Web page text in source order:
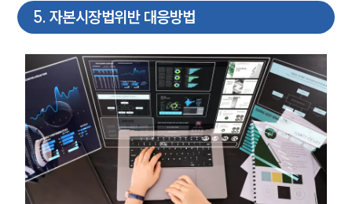
대륜법률상담예약
5. 자본시장법위반 대응방법